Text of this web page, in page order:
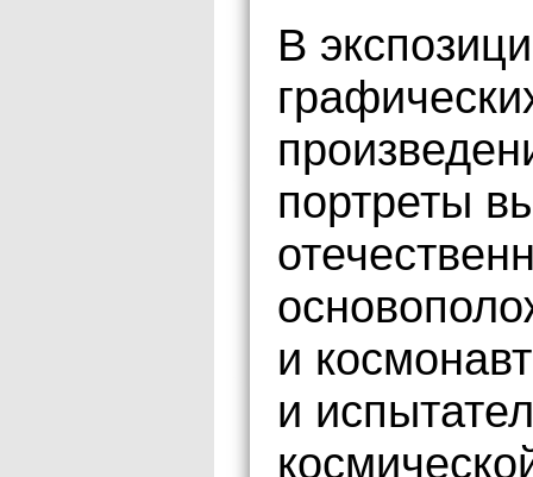
В
портреты
и
и